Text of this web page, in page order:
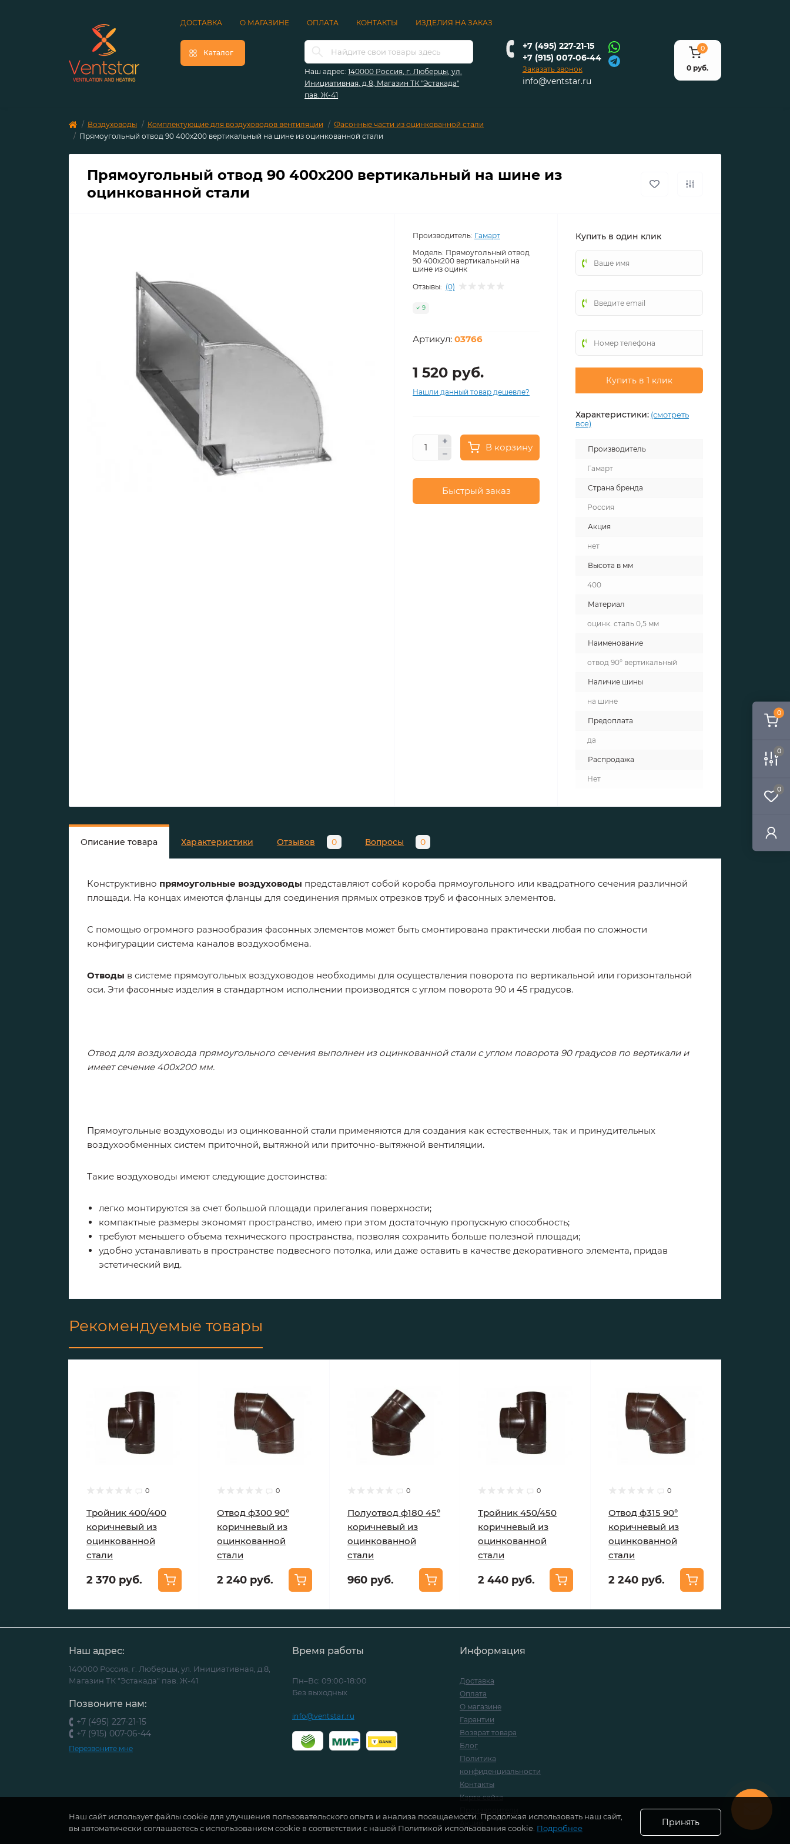
0
0
0
ДОСТАВКА О МАГАЗИНЕ ОПЛАТА КОНТАКТЫ ИЗДЕЛИЯ НА ЗАКАЗ
Каталог
Наш адрес: 140000 Россия, г. Люберцы, ул.
Инициативная, д.8, Магазин ТК "Эстакада"
пав. Ж-41
+7 (495) 227-21-15
+7 (915) 007-06-44
Заказать звонок
info@ventstar.ru
0
0 руб.
Воздуховоды Комплектующие для воздуховодов вентиляции
Фасонные части из оцинкованной стали
Прямоугольный отвод 90 400х200 вертикальный на шине из оцинкованной стали
Прямоугольный отвод 90 400х200 вертикальный на шине из
оцинкованной стали
Производитель: Гамарт
Модель: Прямоугольный отвод
90 400х200 вертикальный на
шине из оцинк
Отзывы: (0)
9
Артикул: 03766
1 520 руб.
Нашли данный товар дешевле?
В корзину
Быстрый заказ
Купить в один клик
Купить в 1 клик
Характеристики: (смотреть
все)
Производитель
Гамарт
Страна бренда
Россия
Акция
нет
Высота в мм
400
Материал
оцинк. сталь 0,5 мм
Наименование
отвод 90° вертикальный
Наличие шины
на шине
Предоплата
да
Распродажа
Нет
Описание товара Характеристики Отзывов 0 Вопросы 0
Конструктивно прямоугольные воздуховоды представляют собой короба прямоугольного или квадратного сечения различной
площади. На концах имеются фланцы для соединения прямых отрезков труб и фасонных элементов.
С помощью огромного разнообразия фасонных элементов может быть смонтирована практически любая по сложности
конфигурации система каналов воздухообмена.
Отводы в системе прямоугольных воздуховодов необходимы для осуществления поворота по вертикальной или горизонтальной
оси. Эти фасонные изделия в стандартном исполнении производятся с углом поворота 90 и 45 градусов.
Отвод для воздуховода прямоугольного сечения выполнен из оцинкованной стали с углом поворота 90 градусов по вертикали и
имеет сечение 400x200 мм.
Прямоугольные воздуховоды из оцинкованной стали применяются для создания как естественных, так и принудительных
воздухообменных систем приточной, вытяжной или приточно-вытяжной вентиляции.
Такие воздуховоды имеют следующие достоинства:
легко монтируются за счет большой площади прилегания поверхности;
компактные размеры экономят пространство, имею при этом достаточную пропускную способность;
требуют меньшего объема технического пространства, позволяя сохранить больше полезной площади;
удобно устанавливать в пространстве подвесного потолка, или даже оставить в качестве декоративного элемента, придав
эстетический вид.
Рекомендуемые товары
0
Тройник 400/400
коричневый из
оцинкованной
стали
2 370 руб.
0
Отвод ф300 90°
коричневый из
оцинкованной
стали
2 240 руб.
0
Полуотвод ф180 45°
коричневый из
оцинкованной
стали
960 руб.
0
Тройник 450/450
коричневый из
оцинкованной
стали
2 440 руб.
0
Отвод ф315 90°
коричневый из
оцинкованной
стали
2 240 руб.
Наш адрес:
140000 Россия, г. Люберцы, ул. Инициативная, д.8,
Магазин ТК "Эстакада" пав. Ж-41
Позвоните нам:
+7 (495) 227-21-15
+7 (915) 007-06-44
Перезвоните мне
Время работы
Пн–Вс: 09:00-18:00
Без выходных
info@ventstar.ru
Информация
Доставка
Оплата
О магазине
Гарантии
Возврат товара
Блог
Политика
конфиденциальности
Контакты
Карта сайта
Наш сайт использует файлы cookie для улучшения пользовательского опыта и анализа посещаемости. Продолжая использовать наш сайт,
вы автоматически соглашаетесь с использованием cookie в соответствии с нашей Политикой использования cookie. Подробнее
Принять